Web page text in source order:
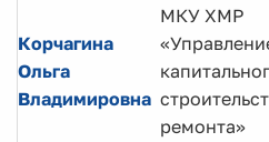
Корчагина
Ольга
Владимировна
МКУ ХМР
ремонта»